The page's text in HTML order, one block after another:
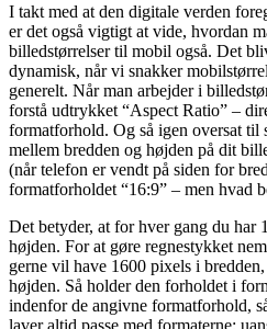
I takt med at den digitale verden
er det også vigtigt at vide, hvordan
billedstørrelser til mobil også. Det
dynamisk, når vi snakker
generelt. Når man arbejder i
forstå udtrykket “Aspect Ratio” –
formatforhold. Og så igen oversat til
mellem bredden og højden på dit
(når telefon er vendt på siden for
formatforholdet “16:9” – men hvad
Det betyder, at for hver gang du har
højden. For at gøre regnestykket
gerne vil have 1600 pixels i
højden. Så holder den forholdet i
indenfor de angivne formatforhold,
laver altid passe med formaterne;